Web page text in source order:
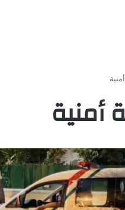
أمنية